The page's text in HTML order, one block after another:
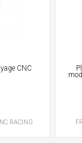
CNC
RACING